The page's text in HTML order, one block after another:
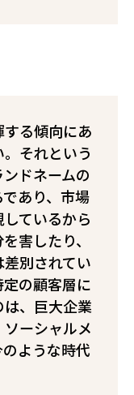
る傾向にあ
それという
ドネームの
あり、市場
ているから
害したり、
別されてい
の顧客層に
、巨大企業
ーシャルメ
ような時代